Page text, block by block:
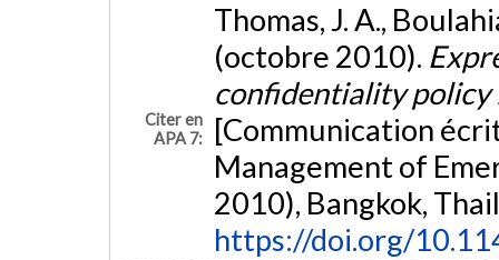
Citer en
APA 7:
Thomas, J. A.,
(octobre 2010).
confidentiality policy
[Communication
Management of
2010), Bangkok,
https://doi.org/